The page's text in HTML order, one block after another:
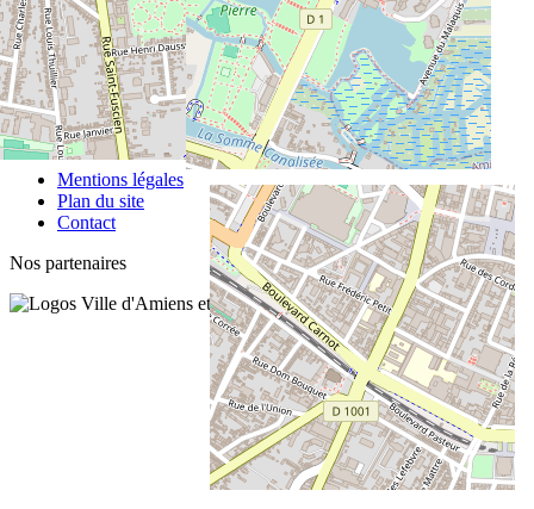
L’U.C.Q
Nos actions
Événements
Les comités de quartier
La vie des quartiers
Mentions légales
Plan du site
Contact
Nos partenaires